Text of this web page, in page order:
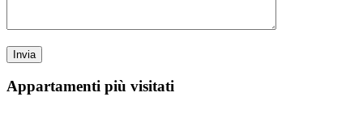
Appartamenti più visitati